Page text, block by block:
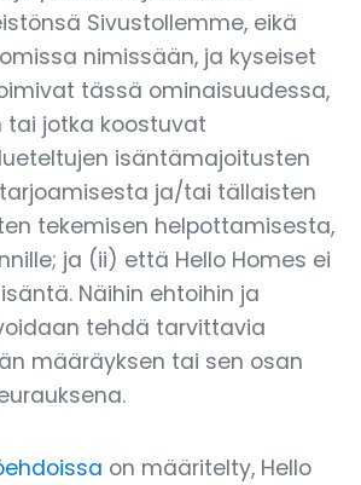
Sivustollemme, eikä
nimissään, ja kyseiset
tässä ominaisuudessa,
tai jotka koostuvat
isäntämajoitusten
ja/tai tällaisten
tekemisen helpottamisesta,
ja (ii) että Hello Homes ei
Näihin ehtoihin ja
tehdä tarvittavia
määräyksen tai sen osan
on määritelty, Hello